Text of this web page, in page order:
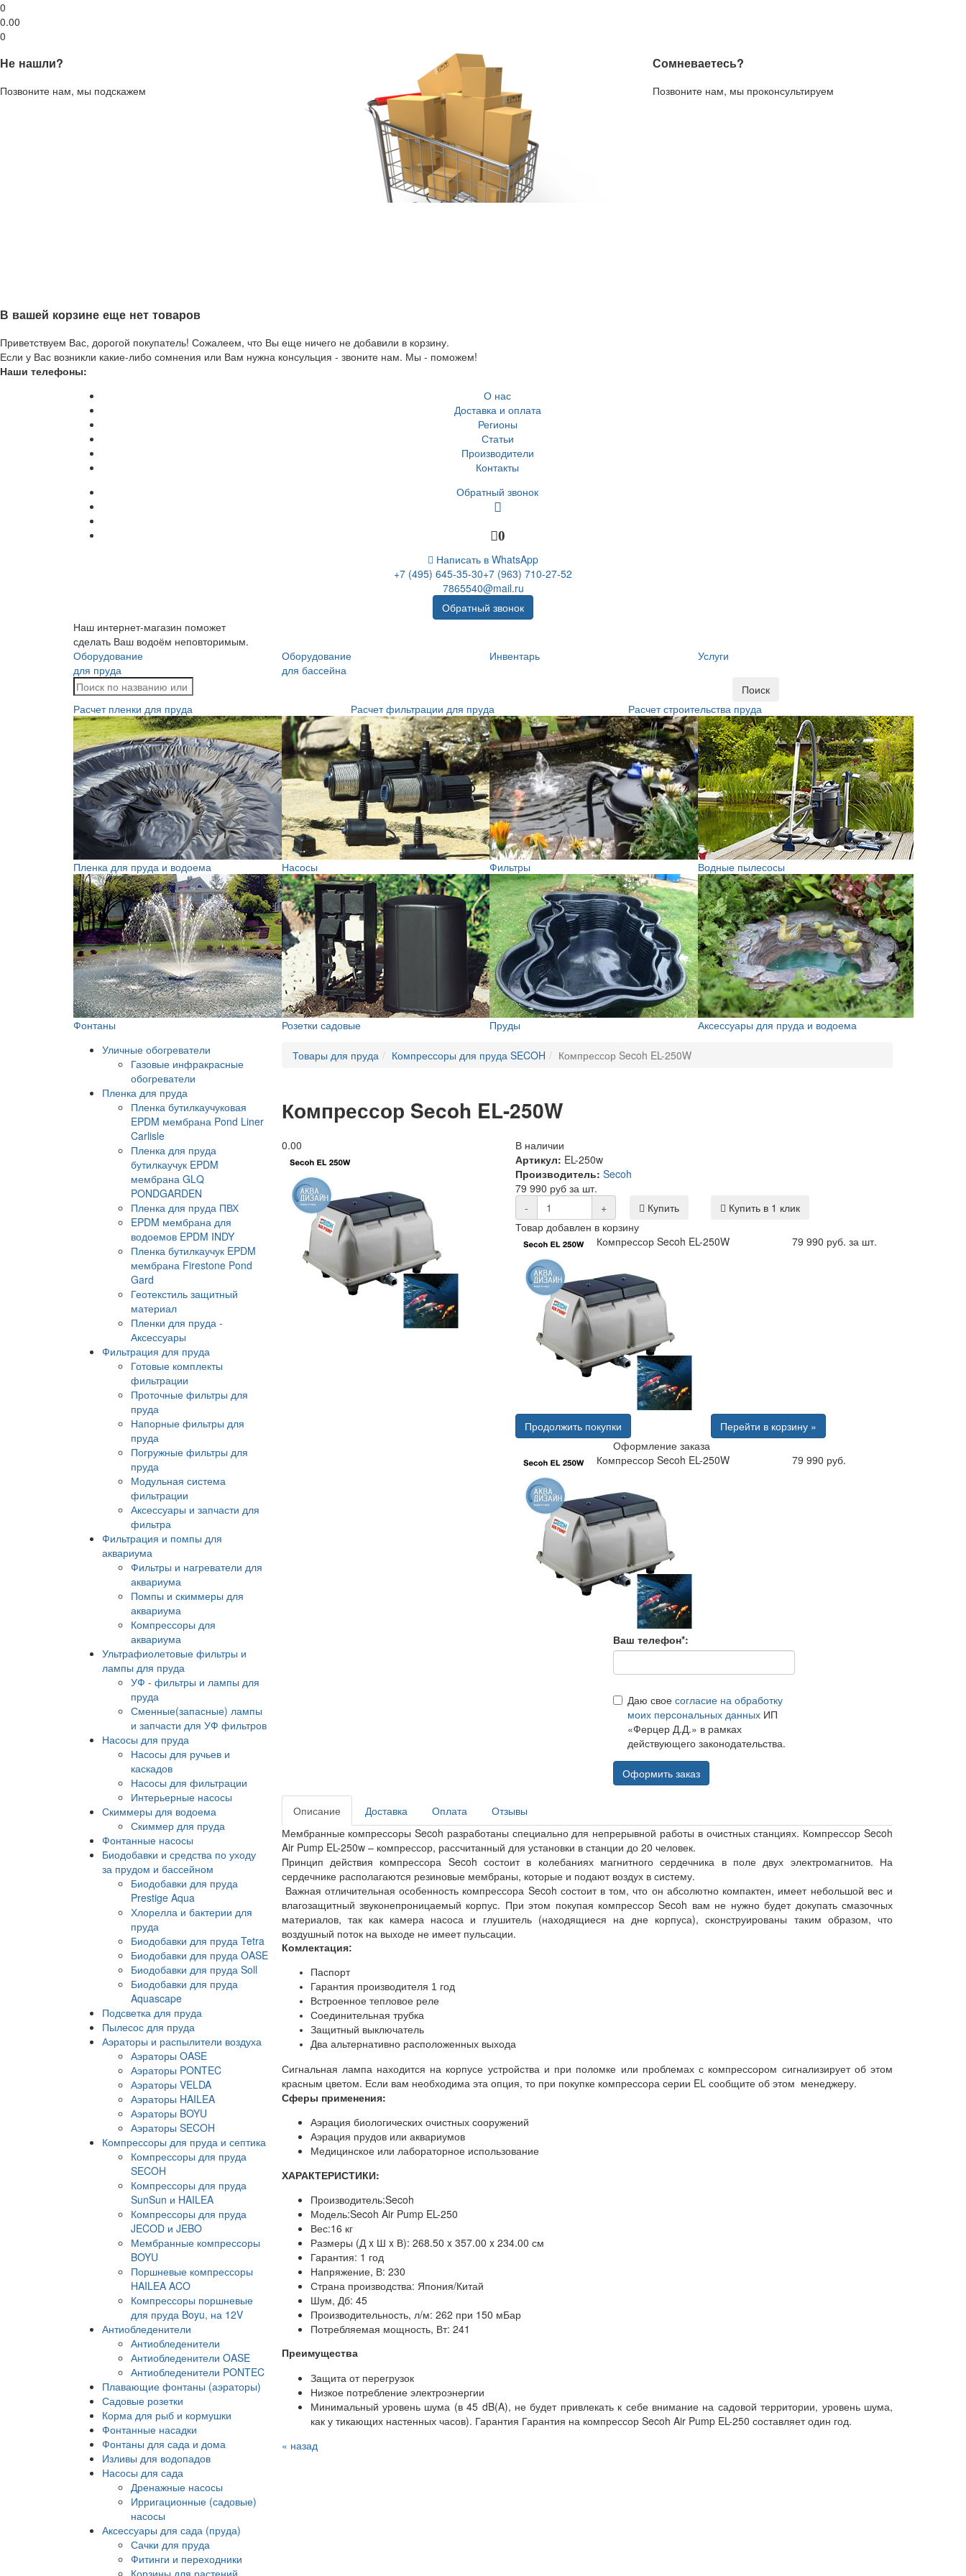
0
0.00
0
Не нашли?
Позвоните нам, мы подскажем
Сомневаетесь?
Позвоните нам, мы проконсультируем
В вашей корзине еще нет товаров
Приветствуем Вас, дорогой покупатель! Сожалеем, что Вы еще ничего не добавили в корзину.
Если у Вас возникли какие-либо сомнения или Вам нужна консульция - звоните нам. Мы - поможем!
Наши телефоны:
О нас
Доставка и оплата
Регионы
Статьи
Производители
Контакты
Обратный звонок
0
Написать в WhatsApp
+7 (495) 645-35-30+7 (963) 710-27-52
7865540@mail.ru
Обратный звонок
Наш интернет-магазин поможет
сделать Ваш водоём неповторимым.
Оборудование
для пруда
Оборудование
для бассейна
Инвентарь Услуги
Поиск
Расчет пленки для пруда
Расчет фильтрации для пруда Расчет строительства пруда
Пленка для пруда и водоема Насосы Фильтры Водные пылесосы
Фонтаны Розетки садовые Пруды
Аксессуары для пруда и водоема
Уличные обогреватели
Газовые инфракрасные
обогреватели
Пленка для пруда
Пленка бутилкаучуковая
EPDM мембрана Pond Liner
Carlisle
Пленка для пруда
бутилкаучук EPDM
мембрана GLQ
PONDGARDEN
Пленка для пруда ПВХ
EPDM мембрана для
водоемов EPDM INDY
Пленка бутилкаучук EPDM
мембрана Firestone Pond
Gard
Геотекстиль защитный
материал
Пленки для пруда -
Аксессуары
Фильтрация для пруда
Готовые комплекты
фильтрации
Проточные фильтры для
пруда
Напорные фильтры для
пруда
Погружные фильтры для
пруда
Модульная система
фильтрации
Аксессуары и запчасти для
фильтра
Фильтрация и помпы для
аквариума
Фильтры и нагреватели для
аквариума
Помпы и скиммеры для
аквариума
Компрессоры для
аквариума
Ультрафиолетовые фильтры и
лампы для пруда
УФ - фильтры и лампы для
пруда
Сменные(запасные) лампы
и запчасти для УФ фильтров
Насосы для пруда
Насосы для ручьев и
каскадов
Насосы для фильтрации
Интерьерные насосы
Скиммеры для водоема
Скиммер для пруда
Фонтанные насосы
Биодобавки и средства по уходу
за прудом и бассейном
Биодобавки для пруда
Prestige Aqua
Хлорелла и бактерии для
пруда
Биодобавки для пруда Tetra
Биодобавки для пруда OASE
Биодобавки для пруда Soll
Биодобавки для пруда
Aquascape
Подсветка для пруда
Пылесос для пруда
Аэраторы и распылители воздуха
Аэраторы OASE
Аэраторы PONTEC
Аэраторы VELDA
Аэраторы HAILEA
Аэраторы BOYU
Аэраторы SECOH
Компрессоры для пруда и септика
Компрессоры для пруда
SECOH
Компрессоры для пруда
SunSun и HAILEA
Компрессоры для пруда
JECOD и JEBO
Мембранные компрессоры
BOYU
Поршневые компрессоры
HAILEA ACO
Компрессоры поршневые
для пруда Boyu, на 12V
Антиобледенители
Антиобледенители
Антиобледенители OASE
Антиобледенители PONTEC
Плавающие фонтаны (аэраторы)
Садовые розетки
Корма для рыб и кормушки
Фонтанные насадки
Фонтаны для сада и дома
Изливы для водопадов
Насосы для сада
Дренажные насосы
Ирригационные (садовые)
насосы
Аксессуары для сада (пруда)
Сачки для пруда
Фитинги и переходники
Корзины для растений
Товары для пруда Компрессоры для пруда SECOH Компрессор Secoh EL-250W
Компрессор Secoh EL-250W
0.00
В наличии
Артикул: EL-250w
Производитель: Secoh
79 990 руб за шт.
-
+ Купить
Купить в 1 клик
Товар добавлен в корзину
Компрессор Secoh EL-250W
79 990 руб. за шт.
Продолжить покупки
Перейти в корзину »
Оформление заказа
Компрессор Secoh EL-250W
79 990 руб.
Ваш телефон*:
Даю свое согласие на обработку
моих персональных данныхИП
«Ферцер Д.Д.» в рамках
действующего законодательства.
Оформить заказ
Описание Доставка Оплата
Отзывы
Мембранные компрессоры Secoh разработаны специально для непрерывной работы в очистных станциях. Компрессор Secoh
Air Pump EL-250w – компрессор, рассчитанный для установки в станции до 20 человек.
Принцип действия компрессора Secoh состоит в колебаниях магнитного сердечника в поле двух электромагнитов. На
сердечнике располагаются резиновые мембраны, которые и подают воздух в систему.
Важная отличительная особенность компрессора Secoh состоит в том, что он абсолютно компактен, имеет небольшой вес и
влагозащитный звуконепроницаемый корпус. При этом покупая компрессор Secoh вам не нужно будет докупать смазочных
материалов, так как камера насоса и глушитель (находящиеся на дне корпуса), сконструированы таким образом, что
воздушный поток на выходе не имеет пульсации.
Комлектация:
Паспорт
Гарантия производителя 1 год
Встроенное тепловое реле
Соединительная трубка
Защитный выключатель
Два альтернативно расположенных выхода
Сигнальная лампа находится на корпусе устройства и при поломке или проблемах с компрессором сигнализирует об этом
красным цветом. Если вам необходима эта опция, то при покупке компрессора серии EL сообщите об этом менеджеру.
Сферы применения:
Аэрация биологических очистных сооружений
Аэрация прудов или аквариумов
Медицинское или лабораторное использование
ХАРАКТЕРИСТИКИ:
Производитель:Secoh
Модель:Secoh Air Pump EL-250
Вес:16 кг
Размеры (Д x Ш x В): 268.50 x 357.00 x 234.00 см
Гарантия: 1 год
Напряжение, В: 230
Страна производства: Япония/Китай
Шум, Дб: 45
Производительность, л/м: 262 при 150 мБар
Потребляемая мощность, Вт: 241
Преимущества
Защита от перегрузок
Низкое потребление электроэнергии
Минимальный уровень шума (в 45 dB(A), не будет привлекать к себе внимание на садовой территории, уровень шума,
как у тикающих настенных часов). Гарантия Гарантия на компрессор Secoh Air Pump EL-250 составляет один год.
« назад